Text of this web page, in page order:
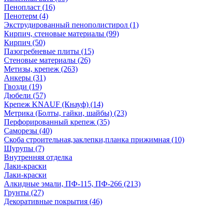
Пенопласт (16)
Пенотерм (4)
Экструдированный пенополистирол (1)
Кирпич, стеновые материалы (99)
Кирпич (50)
Пазогребневые плиты (15)
Стеновые материалы (26)
Метизы, крепеж (263)
Анкеры (31)
Гвозди (19)
Дюбели (57)
Крепеж KNAUF (Кнауф) (14)
Метрика (Болты, гайки, шайбы) (23)
Перфорированный крепеж (35)
Саморезы (40)
Скоба строительная,заклепки,планка прижимная (10)
Шурупы (7)
Внутренняя отделка
Лаки-краски
Лаки-краски
Алкидные эмали, ПФ-115, ПФ-266 (213)
Грунты (27)
Декоративные покрытия (46)